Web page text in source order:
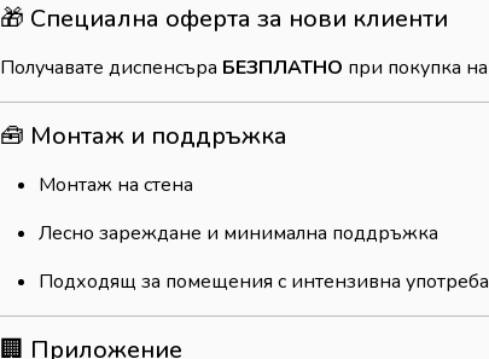
🎁 Специална оферта за нови клиенти
Получавате диспенсъра БЕЗПЛАТНО при покупка на
🧰 Монтаж и поддръжка
Монтаж на стена
Лесно зареждане и минимална поддръжка
Подходящ за помещения с интензивна употреба
🏢 Приложение